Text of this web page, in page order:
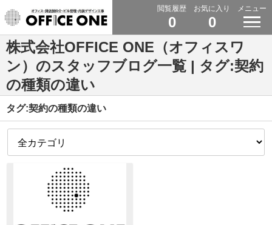
閲覧履歴
0
お気に入り
0
メニュー
株式会社OFFICE ONE（オフィスワ
ン）のスタッフブログ一覧 | タグ:契約
の種類の違い
タグ:契約の種類の違い